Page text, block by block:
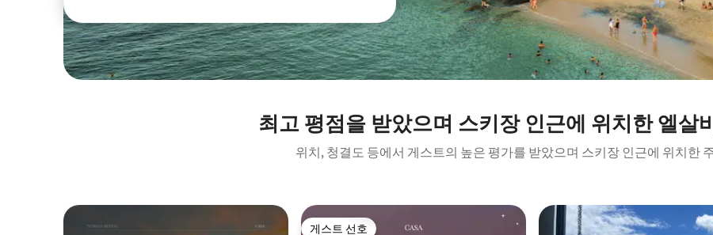
최고 평점을 받았으며 스키장 인근에 위치한 엘살
위치, 청결도 등에서 게스트의 높은 평가를 받았으며 스키장 인근에 위치한
게스트 선호